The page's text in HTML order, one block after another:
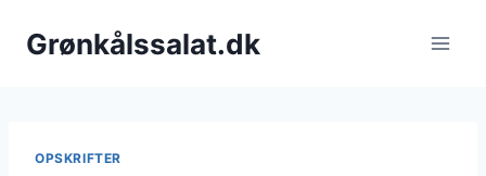
Grønkålssalat.dk
OPSKRIFTER